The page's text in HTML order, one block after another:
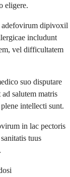
eligere.
adefovirum dipivoxil
includunt
vel difficultatem
suo disputare
salutem matris
intellecti sunt.
in lac pectoris
tuus